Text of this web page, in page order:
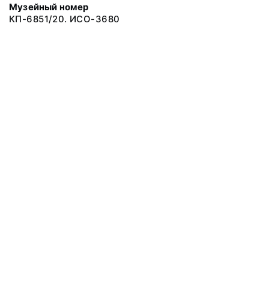
Музейный номер
КП-6851/20. ИСО-3680